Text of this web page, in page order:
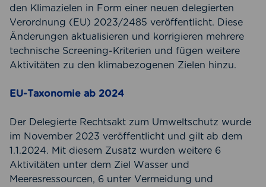
den Klimazielen in Form einer neuen delegierten
Verordnung (EU) 2023/2485 veröffentlicht. Diese
Änderungen aktualisieren und korrigieren mehrere
technische Screening-Kriterien und fügen weitere
Aktivitäten zu den klimabezogenen Zielen hinzu.
EU-Taxonomie ab 2024
Der Delegierte Rechtsakt zum Umweltschutz wurde
im November 2023 veröffentlicht und gilt ab dem
1.1.2024. Mit diesem Zusatz wurden weitere 6
Aktivitäten unter dem Ziel Wasser und
Meeresressourcen, 6 unter Vermeidung und